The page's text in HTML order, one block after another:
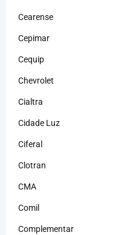
Cearense
Cepimar
Cequip
Chevrolet
Cialtra
Cidade Luz
Ciferal
Clotran
CMA
Comil
Complementar